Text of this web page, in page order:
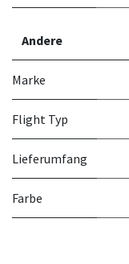
Andere
Marke
Flight Typ
Lieferumfang
Farbe